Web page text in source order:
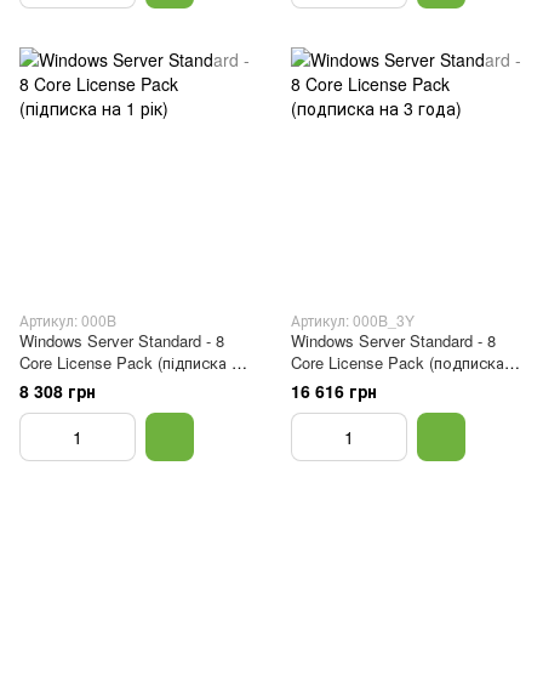
Артикул: 000B
Windows Server Standard - 8
Core License Pack (підписка на
1 рік)
8 308 грн
Артикул: 000B_3Y
Windows Server Standard - 8
Core License Pack (подписка
на 3 года)
16 616 грн